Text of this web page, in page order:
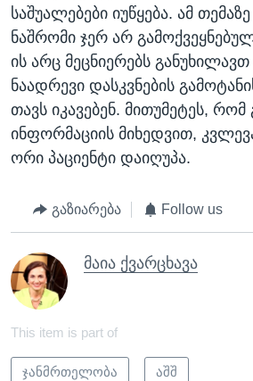
საშუალებები იუწყება. ამ
ნაშრომი ჯერ არ
ის არც მეცნიერებს
ნაადრევი დასკვნების
თავს იკავებენ. მითუმეტეს,
ინფორმაციის მიხედვით,
ორი პაციენტი დაიღუპა.
გაზიარება Follow us
მაია ქვარცხავა
This item is part of
ჯანმრთელობა აშშ